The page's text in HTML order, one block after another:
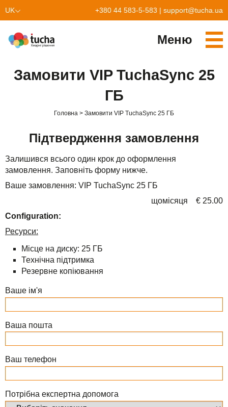
UK +380 44 583-5-583 | support@tucha.ua
Меню
TuchaHost
TuchaBackup
TuchaHosting
TuchaSync
Хостинг CRM
Віддалений офіс
Реселінг хостингу
Про нас
Кар'єра
Контакти
Замовити VIP TuchaSync 25
ГБ
Головна Замовити VIP TuchaSync 25 ГБ
Підтвердження замовлення
Залишився всього один крок до оформлення
замовлення. Заповніть форму нижче.
Ваше замовлення: VIP TuchaSync 25 ГБ
щомісяця € 25.00
Configuration:
Ресурси:
Місце на диску: 25 ГБ
Технічна підтримка
Резервне копіювання
Ваше ім'я
Ваша пошта
Ваш телефон
Потрібна експертна допомога